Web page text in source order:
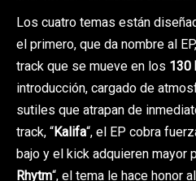
Los cuatro temas están
el primero, que da nombre al EP,
track que se mueve en los 130
introducción, cargado de
sutiles que atrapan de
track, “Kalifa“, el EP cobra
bajo y el kick adquieren mayor
Rhytm“, el tema le hace honor